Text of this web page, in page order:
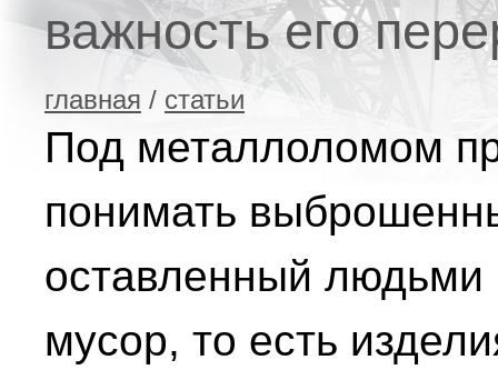
важность его
главная / статьи
Под металлоломом
понимать
оставленный людьми
мусор, то есть